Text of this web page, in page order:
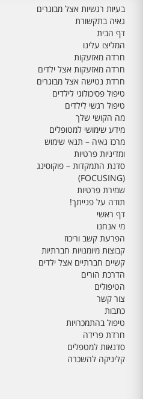
בעיות רגשיות אצל מבוגרים
גאיה בתקשורת
דף הבית
המליצו עלינו
חרדה מאזעקות
חרדה מאזעקות אצל ילדים
חרדת נטישה אצל מבוגרים
טיפול פסיכולוגי לילדים
טיפול רגשי לילדים
מה הקושי שלך
מידע שימושי למטופלים
מרכז גאיה – תנאי שימוש
ומדיניות פרטיות
סדנת התמקדות – פוקוסינג
(FOCUSING)
שמירת פרטיות
תודה על פנייתך!
דף ראשי
מי אנחנו
הפרעת קשב וריכוז
קבוצות מיומנויות חברתיות
קשיים חברתיים אצל ילדים
הדרכת הורים
הטיפולים
צור קשר
כתבות
טיפול בהתמכרויות
חרדת פרידה
סדנאות למטפלים
קליניקה להשכרה